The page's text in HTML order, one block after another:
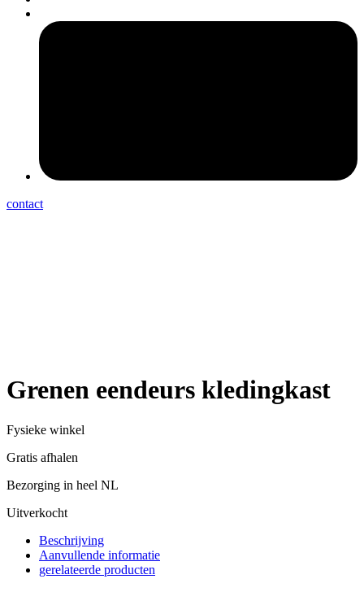
contact
Grenen eendeurs kledingkast
Fysieke winkel
Gratis afhalen
Bezorging in heel NL
Uitverkocht
Beschrijving
Aanvullende informatie
gerelateerde producten